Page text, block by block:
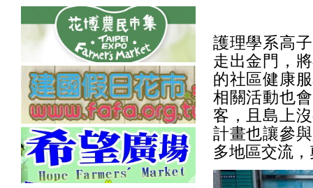
護理學系高
走出金門，
的社區健康
相關活動也
客，且島上
計畫也讓參
多地區交流